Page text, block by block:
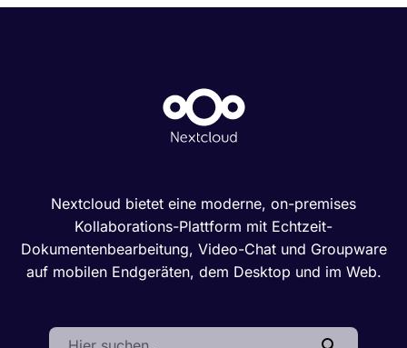
Nextcloud bietet eine moderne, on-premises
Kollaborations-Plattform mit Echtzeit-
Dokumentenbearbeitung, Video-Chat und Groupware
auf mobilen Endgeräten, dem Desktop und im Web.
Search: